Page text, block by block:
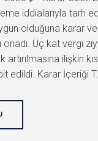
iddialarıyla tarh
olduğuna karar
Üç kat vergi
ilişkin
edildi. Karar İçeriği